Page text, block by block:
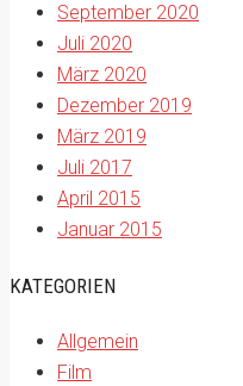
September 2020
Juli 2020
März 2020
Dezember 2019
März 2019
Juli 2017
April 2015
Januar 2015
KATEGORIEN
Allgemein
Film